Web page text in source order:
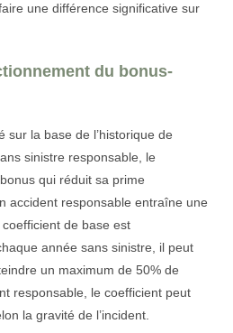
une différence significative sur
du bonus-
sur la base de l’historique de
sinistre responsable, le
qui réduit sa prime
accident responsable entraîne une
de base est
année sans sinistre, il peut
un maximum de 50% de
responsable, le coefficient peut
la gravité de l’incident.